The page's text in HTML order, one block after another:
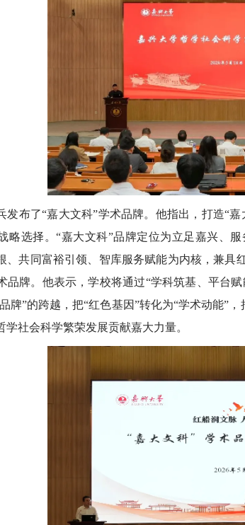
发布了“嘉大文科”学术品牌。他指出，打造“
略选择。“嘉大文科”品牌定位为立足嘉兴、
、共同富裕引领、智库服务赋能为内核，兼
品牌。他表示，学校将通过“学科筑基、平台
牌”的跨越，把“红色基因”转化为“学术动能”
学社会科学繁荣发展贡献嘉大力量。